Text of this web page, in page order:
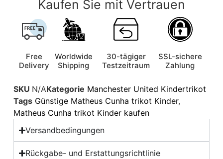
Kaufen Sie mit Vertrauen
Free
Delivery
Worldwide
Shipping
30-tägiger
Testzeitraum
SSL-sichere
Zahlung
SKU N/AKategorie Manchester United Kindertrikot
Tags Günstige Matheus Cunha trikot Kinder,
Matheus Cunha trikot Kinder kaufen
Versandbedingungen
Rückgabe- und Erstattungsrichtlinie